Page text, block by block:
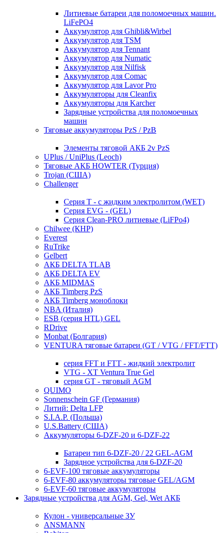
Литиевые батареи для поломоечных машин.
LiFePO4
Аккумулятор для Ghibli&Wirbel
Аккумулятор для TSM
Аккумулятор для Tennant
Аккумулятор для Numatic
Аккумулятор для Nilfisk
Аккумулятор для Comac
Аккумулятор для Lavor Pro
Аккумуляторы для Cleanfix
Аккумуляторы для Karcher
Зарядные устройства для поломоечных
машин
Тяговые аккумуляторы PzS / PzB
Элементы тяговой АКБ 2v PzS
UPlus / UniPlus (Leoch)
Тяговые АКБ HOWTER (Турция)
Trojan (США)
Challenger
Серия T - с жидким электролитом (WET)
Серия EVG - (GEL)
Серия Clean-PRO литиевые (LiFPo4)
Chilwee (КНР)
Everest
RuTrike
Gelbert
АКБ DELTA TLAB
АКБ DELTA EV
АКБ MIDMAS
АКБ Timberg PzS
АКБ Timberg моноблоки
NBA (Италия)
ESB (серия HTL) GEL
RDrive
Monbat (Болгария)
VENTURA тяговые батареи (GT / VTG / FFT/FTT)
серия FFT и FTT - жидкий электролит
VTG - XT Ventura True Gel
серия GT - тяговый AGM
QUIMO
Sonnenschein GF (Германия)
Литий: Delta LFP
S.I.A.P. (Польша)
U.S.Battery (США)
Аккумуляторы 6-DZF-20 и 6-DZF-22
Батареи тип 6-DZF-20 / 22 GEL-AGM
Зарядное устройства для 6-DZF-20
6-EVF-100 тяговые аккумуляторы
6-EVF-80 аккумуляторы тяговые GEL/AGM
6-EVF-60 тяговые аккумуляторы
Зарядные устройства для AGM, Gel, Wet АКБ
Кулон - универсальные ЗУ
ANSMANN